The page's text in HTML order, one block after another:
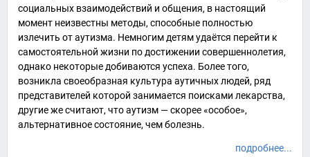
социальных взаимодействий и общения, в настоящий
момент неизвестны методы, способные полностью
излечить от аутизма. Немногим детям удаётся перейти к
самостоятельной жизни по достижении совершеннолетия,
однако некоторые добиваются успеха. Более того,
возникла своеобразная культура аутичных людей, ряд
представителей которой занимается поисками лекарства,
другие же считают, что аутизм — скорее «особое»,
альтернативное состояние, чем болезнь.
подробнее...